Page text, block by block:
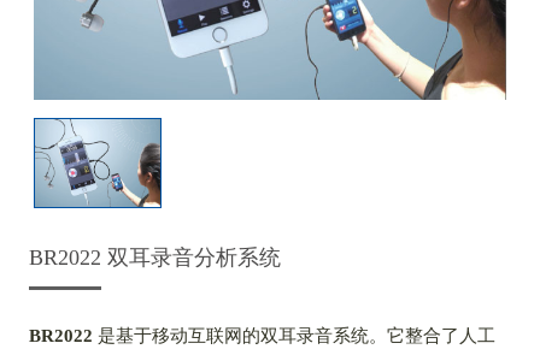
BR2022 双耳录音分析系统
BR2022 是基于移动互联网的双耳录音系统。它整合了人工